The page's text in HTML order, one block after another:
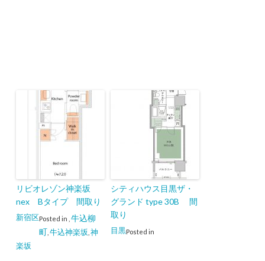
リビオレゾン神楽坂
nex Bタイプ 間取り
Posted in
新宿区
牛込柳
町 牛込神楽坂 神
楽坂
シティハウス目黒ザ・
グランド type 30B 間
取り
Posted in
目黒